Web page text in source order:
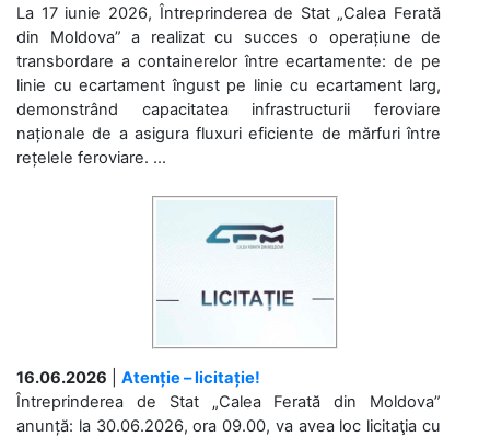
La 17 iunie 2026, Întreprinderea de Stat „Calea Ferată
din Moldova” a realizat cu succes o operațiune de
transbordare a containerelor între ecartamente: de pe
linie cu ecartament îngust pe linie cu ecartament larg,
demonstrând capacitatea infrastructurii feroviare
naționale de a asigura fluxuri eficiente de mărfuri între
rețelele feroviare. ...
16.06.2026
Atenție – licitație!
Întreprinderea de Stat „Calea Ferată din Moldova”
anunță: la 30.06.2026, ora 09.00, va avea loc licitaţia cu